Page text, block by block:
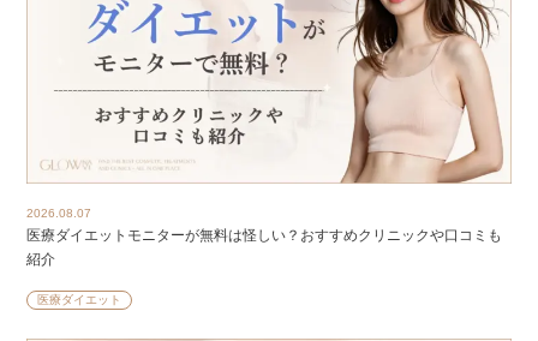
2026.08.07
医療ダイエットモニターが無料は怪しい？おすすめクリニックや口コミも
紹介
医療ダイエット